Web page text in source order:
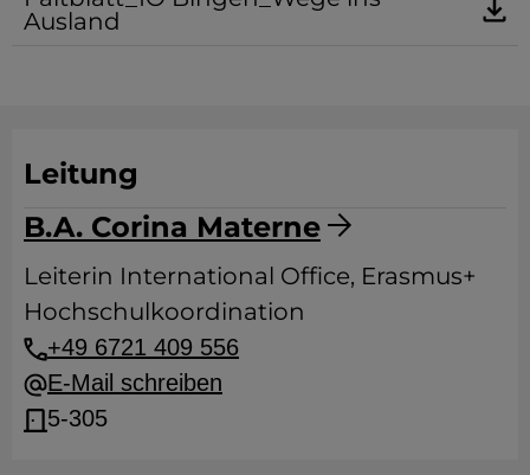
Ausland
B.A. Corina Materne
Leitung
Leiterin International Office, Erasmus+
Hochschulkoordination
+49 6721 409 556
E-Mail schreiben
5-305